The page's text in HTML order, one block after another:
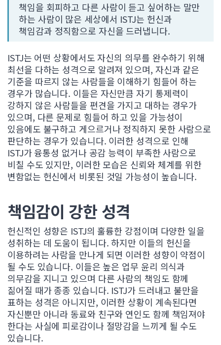
책임을 회피하고 다른 사람이 듣고 싶어하는 말만
하는 사람이 많은 세상에서 ISTJ는 헌신과
책임감과 정직함으로 자신을 드러냅니다.
ISTJ는 어떤 상황에서도 자신의 의무를 완수하기 위해
최선을 다하는 성격으로 알려져 있으며, 자신과 같은
기준을 따르지 않는 사람들을 이해하기 힘들어 하는
경우가 많습니다. 이들은 자신만큼 자기 통제력이
강하지 않은 사람들을 편견을 가지고 대하는 경우가
있으며, 다른 문제로 힘들어 하고 있을 가능성이
있음에도 불구하고 게으르거나 정직하지 못한 사람으로
판단하는 경우가 있습니다. 이러한 성격으로 인해
ISTJ가 융통성 없거나 공감 능력이 부족한 사람으로
비칠 수도 있지만, 이러한 모습은 신뢰와 체계를 위한
변함없는 헌신에서 비롯된 것일 가능성이 높습니다.
책임감이 강한 성격
헌신적인 성향은 ISTJ의 훌륭한 강점이며 다양한 일을
성취하는 데 도움이 됩니다. 하지만 이들의 헌신을
이용하려는 사람을 만나게 되면 이러한 성향이 약점이
될 수도 있습니다. 이들은 높은 업무 윤리 의식과
의무감을 지니고 있으며 다른 사람의 책임도 함께
짊어질 때가 종종 있습니다. ISTJ가 드러내고 불만을
표하는 성격은 아니지만, 이러한 상황이 계속된다면
자신뿐만 아니라 동료와 친구와 연인도 함께 책임져야
한다는 사실에 피로감이나 절망감을 느끼게 될 수도
있습니다.